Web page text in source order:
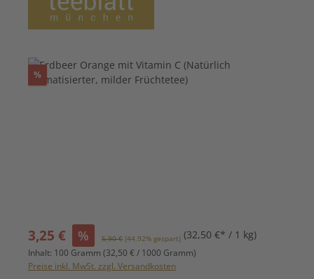
Bildergalerie überspringen
%Rabatt
Verkaufspreis:
3,25 € % Regulärer Preis:
5,90 € (44.92% gespart) (32,50 €* / 1 kg)
Inhalt: 100 Gramm (32,50 € / 1000 Gramm)
Preise inkl. MwSt. zzgl. Versandkosten